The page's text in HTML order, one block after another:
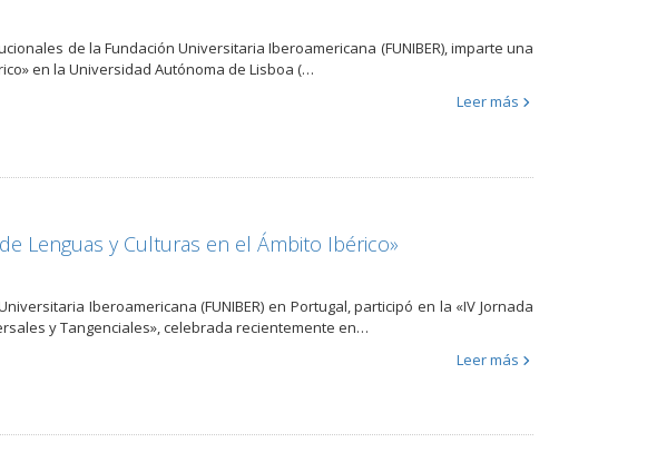
de la Fundación Universitaria Iberoamericana (FUNIBER), imparte una
en la Universidad Autónoma de Lisboa (…
Leer más
Lenguas y Culturas en el Ámbito Ibérico»
Iberoamericana (FUNIBER) en Portugal, participó en la «IV Jornada
y Tangenciales», celebrada recientemente en…
Leer más